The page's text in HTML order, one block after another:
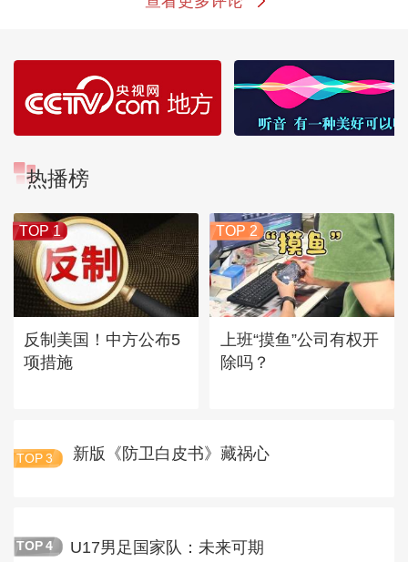
热播榜
TOP 1
反制美国！中方公布5
项措施
TOP 2
上班“摸鱼”公司有权开
除吗？
TOP 3 新版《防卫白皮书》藏祸心
TOP 4 U17男足国家队：未来可期